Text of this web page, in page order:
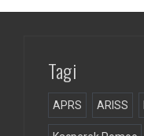
Tagi
APRS ARISS